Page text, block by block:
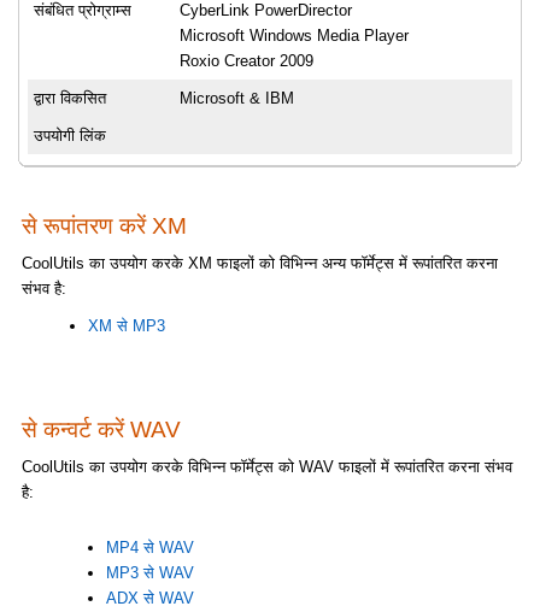
संबंधित प्रोग्राम्स
CyberLink PowerDirector
Microsoft Windows Media Player
Roxio Creator 2009
द्वारा विकसित Microsoft & IBM
उपयोगी लिंक
से रूपांतरण करें XM
CoolUtils का उपयोग करके XM फाइलों को विभिन्न अन्य फॉर्मेट्स में रूपांतरित करना
संभव है:
XM से MP3
से कन्वर्ट करें WAV
CoolUtils का उपयोग करके विभिन्न फॉर्मेट्स को WAV फाइलों में रूपांतरित करना संभव
है:
MP4 से WAV
MP3 से WAV
ADX से WAV